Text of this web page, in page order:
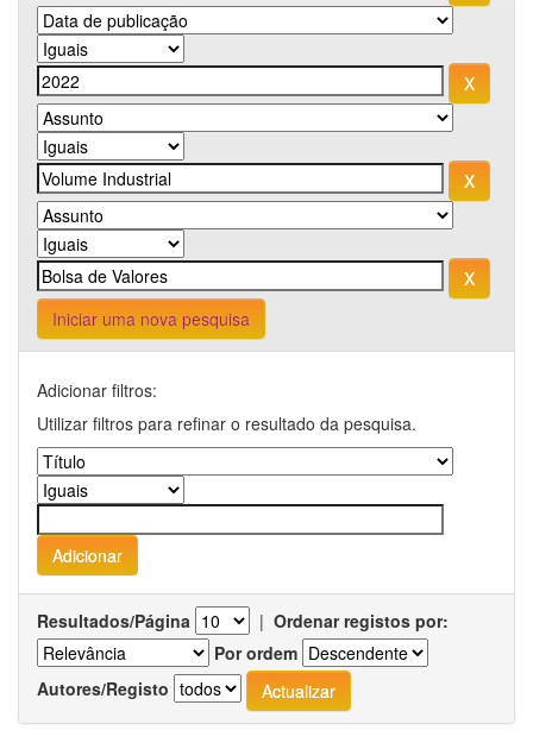
Iniciar uma nova pesquisa
Adicionar filtros:
Utilizar filtros para refinar o resultado da pesquisa.
Resultados/Página | Ordenar registos por:
Por ordem
Autores/Registo